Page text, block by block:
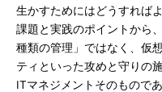
生かすためにはどうすれば
課題と実践のポイントから
種類の管理」ではなく、仮
ティといった攻めと守りの
ITマネジメントそのもので